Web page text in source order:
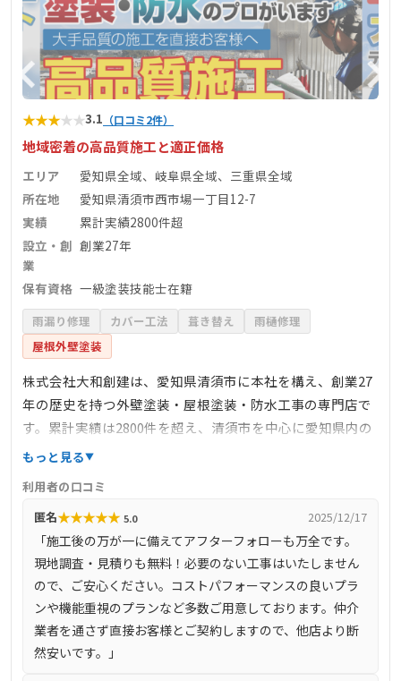
★★★★★3.1 （口コミ2件）
地域密着の高品質施工と適正価格
エリア
愛知県全域、岐阜県全域、三重県全域
所在地
愛知県清須市西市場一丁目12-7
実績
累計実績2800件超
設立・創
業
創業27年
保有資格 一級塗装技能士在籍
雨漏り修理 カバー工法 葺き替え
雨樋修理
屋根外壁塗装
株式会社大和創建は、愛知県清須市に本社を構え、創業27
年の歴史を持つ外壁塗装・屋根塗装・防水工事の専門店で
す。累計実績は2800件を超え、清須市を中心に愛知県内の
近隣地域に密着したサービスを提供しています。国家資格
職人が在籍し、高品質の施工を適正価格で提供していま
す。お客様の不安を解消するため、丁寧な説明と作業を心
掛けており、施工後のアフターフォローも充実していま
す。
もっと見る
利用者の口コミ
匿名★★★★★ 5.0 2025/12/17
「施工後の万が一に備えてアフターフォローも万全です。
現地調査・見積りも無料！必要のない工事はいたしません
ので、ご安心ください。コストパフォーマンスの良いプラ
ンや機能重視のプランなど多数ご用意しております。仲介
業者を通さず直接お客様とご契約しますので、他店より断
然安いです。」